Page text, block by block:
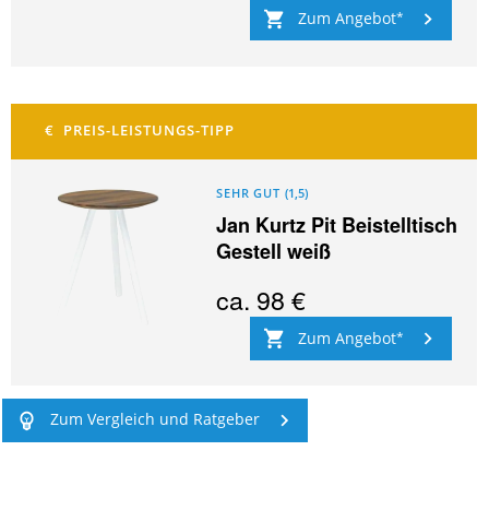
Zum Angebot
SEHR GUT (1,5)
Jan Kurtz Pit Beistelltisch
Gestell weiß
ca. 98 €
Zum Angebot
Zum Vergleich und Ratgeber